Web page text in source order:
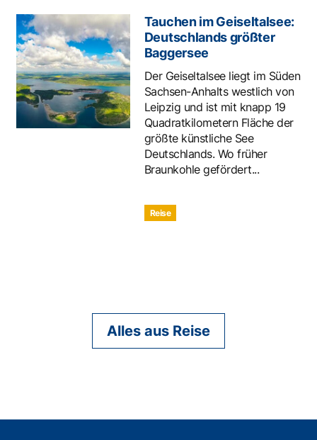
Tauchen im Geiseltalsee:
Deutschlands größter
Baggersee
Der Geiseltalsee liegt im Süden
Sachsen-Anhalts westlich von
Leipzig und ist mit knapp 19
Quadratkilometern Fläche der
größte künstliche See
Deutschlands. Wo früher
Braunkohle gefördert...
Reise
Alles aus Reise